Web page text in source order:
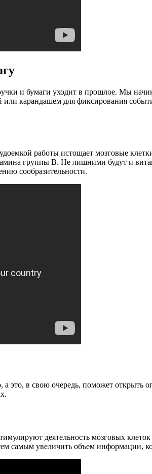
и бумаги уходит в прошлое. Мы
или карандашем для фиксирования
работы истощает мозговые
группы В. Не лишними будут и
сообразительности.
а это, в свою очередь, поможет
деятельность мозговых
самым увеличить объем информации,